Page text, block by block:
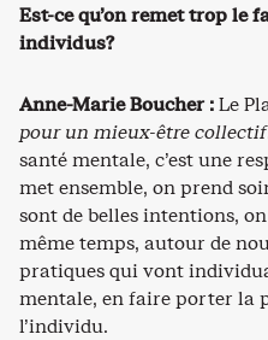
Est-ce qu’on remet trop le
individus?
Anne-Marie Boucher :Le
pour un mieux-être collectif
santé mentale, c’est une
met ensemble, on prend
sont de belles intentions,
même temps, autour de
pratiques qui vont
mentale, en faire porter la
l’individu.